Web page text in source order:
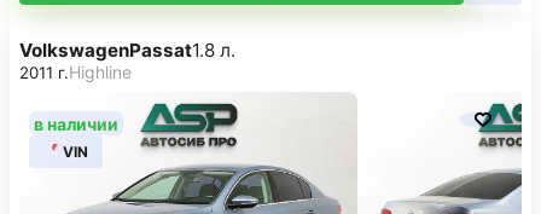
в наличии
VIN
VolkswagenPassat1.8 л.
2011 г.Highline